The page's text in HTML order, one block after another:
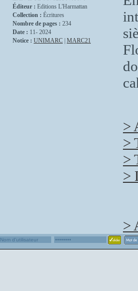
Éditeur : Editions L'Harmattan
Collection : Écritures
Nombre de pages : 234
Date : 11- 2024
Notice : UNIMARC MARC21
>
>
>
>
>